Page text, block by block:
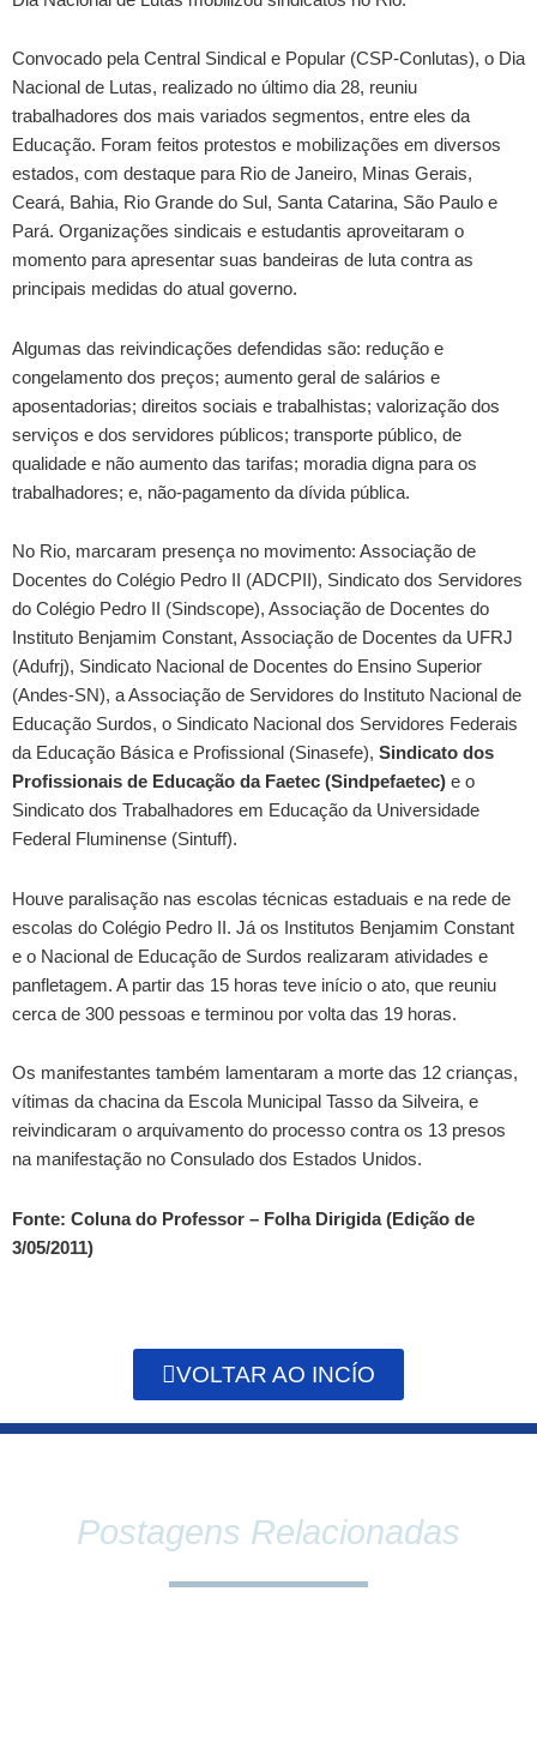
Convocado pela Central Sindical e Popular (CSP-Conlutas), o Dia
Nacional de Lutas, realizado no último dia 28, reuniu
trabalhadores dos mais variados segmentos, entre eles da
Educação. Foram feitos protestos e mobilizações em diversos
estados, com destaque para Rio de Janeiro, Minas Gerais,
Ceará, Bahia, Rio Grande do Sul, Santa Catarina, São Paulo e
Pará. Organizações sindicais e estudantis aproveitaram o
momento para apresentar suas bandeiras de luta contra as
principais medidas do atual governo.
Algumas das reivindicações defendidas são: redução e
congelamento dos preços; aumento geral de salários e
aposentadorias; direitos sociais e trabalhistas; valorização dos
serviços e dos servidores públicos; transporte público, de
qualidade e não aumento das tarifas; moradia digna para os
trabalhadores; e, não-pagamento da dívida pública.
No Rio, marcaram presença no movimento: Associação de
Docentes do Colégio Pedro II (ADCPII), Sindicato dos Servidores
do Colégio Pedro II (Sindscope), Associação de Docentes do
Instituto Benjamim Constant, Associação de Docentes da UFRJ
(Adufrj), Sindicato Nacional de Docentes do Ensino Superior
(Andes-SN), a Associação de Servidores do Instituto Nacional de
Educação Surdos, o Sindicato Nacional dos Servidores Federais
da Educação Básica e Profissional (Sinasefe), Sindicato dos
Profissionais de Educação da Faetec (Sindpefaetec) e o
Sindicato dos Trabalhadores em Educação da Universidade
Federal Fluminense (Sintuff).
Houve paralisação nas escolas técnicas estaduais e na rede de
escolas do Colégio Pedro II. Já os Institutos Benjamim Constant
e o Nacional de Educação de Surdos realizaram atividades e
panfletagem. A partir das 15 horas teve início o ato, que reuniu
cerca de 300 pessoas e terminou por volta das 19 horas.
Os manifestantes também lamentaram a morte das 12 crianças,
vítimas da chacina da Escola Municipal Tasso da Silveira, e
reivindicaram o arquivamento do processo contra os 13 presos
na manifestação no Consulado dos Estados Unidos.
Fonte: Coluna do Professor – Folha Dirigida (Edição de
3/05/2011)
VOLTAR AO INCÍO
Postagens Relacionadas